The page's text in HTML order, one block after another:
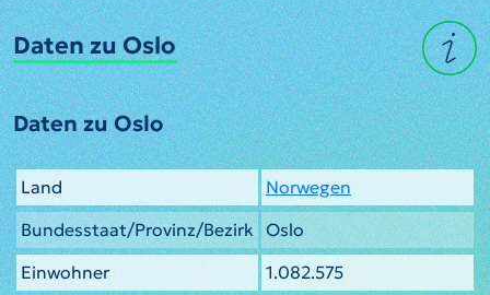
Daten zu Oslo
Daten zu Oslo
Land
Norwegen
Bundesstaat/Provinz/Bezirk Oslo
Einwohner
1.082.575